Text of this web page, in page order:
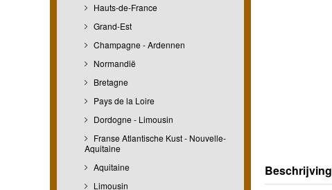
Hauts-de-France
Grand-Est
Champagne - Ardennen
Normandië
Bretagne
Pays de la Loire
Dordogne - Limousin
Franse Atlantische Kust - Nouvelle-
Aquitaine
Aquitaine
Limousin
Beschrijving